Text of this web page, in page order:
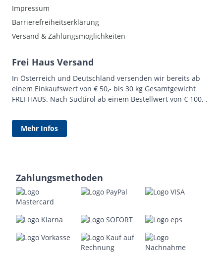
Impressum
Barrierefreiheitserklärung
Versand & Zahlungsmöglichkeiten
Frei Haus Versand
In Österreich und Deutschland versenden wir bereits ab
einem Einkaufswert von € 50,- bis 30 kg Gesamtgewicht
FREI HAUS. Nach Südtirol ab einem Bestellwert von € 100,-.
Mehr Infos
Zahlungsmethoden